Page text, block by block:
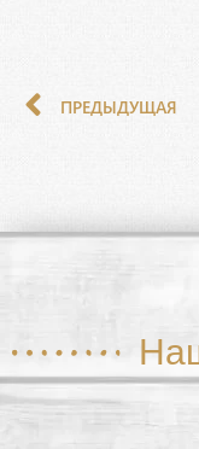
ПРЕДЫДУЩАЯ